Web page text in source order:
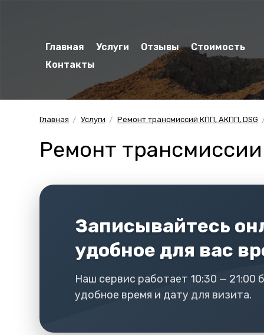
Главная Услуги Отзывы
Стоимость
Контакты
Главная Услуги Ремонт трансмиссий КПП, АКПП, DSG
Ремонт
Записывайтесь
удобное для вас
Наш сервис работает 10:30 — 21:00
удобное время и дату для визита.